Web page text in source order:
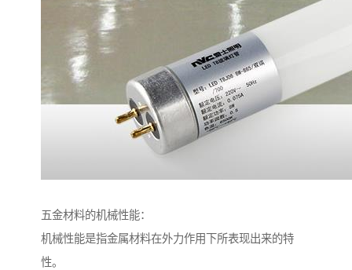
五金材料的机械性能：
机械性能是指金属材料在外力作用下所表现出来的特
性。